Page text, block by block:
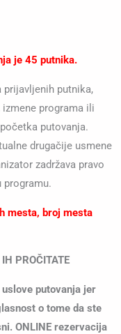
je 45 putnika.
prijavljenih putnika,
programa ili
putovanja.
drugačije usmene
zadržava pravo
programu.
mesta, broj mesta
PROČITATE
putovanja jer
o tome da ste
ONLINE rezervacija